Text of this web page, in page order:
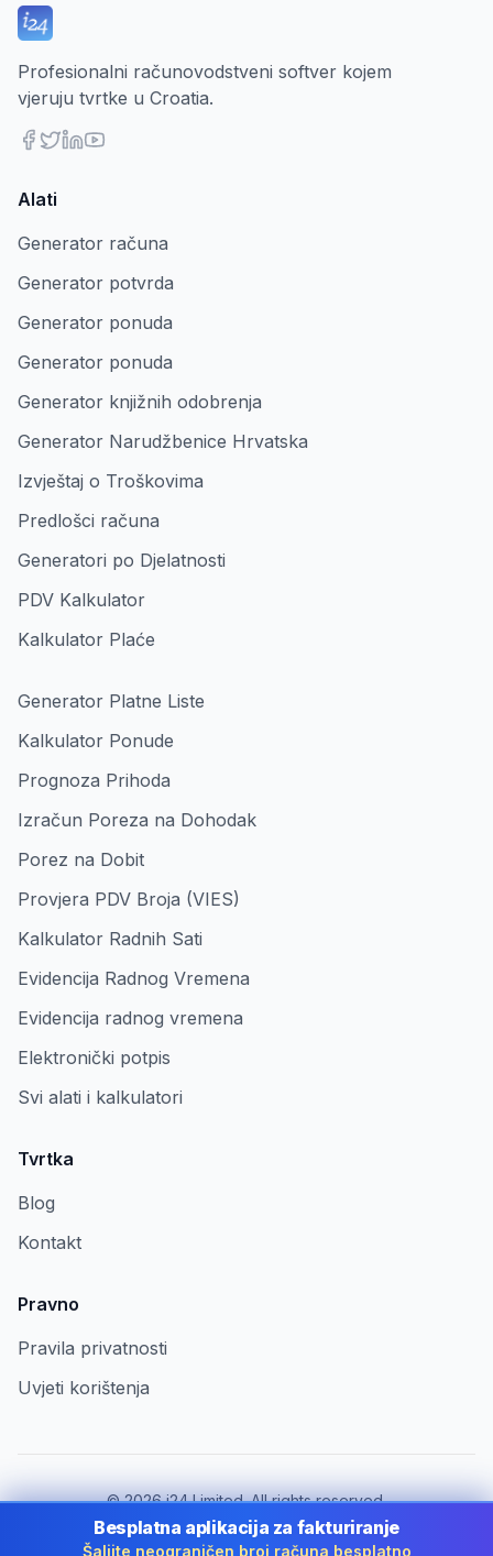
Profesionalni računovodstveni softver kojem
vjeruju tvrtke u Croatia.
Alati
Generator računa
Generator potvrda
Generator ponuda
Generator ponuda
Generator knjižnih odobrenja
Generator Narudžbenice Hrvatska
Izvještaj o Troškovima
Predlošci računa
Generatori po Djelatnosti
PDV Kalkulator
Kalkulator Plaće
Generator Platne Liste
Kalkulator Ponude
Prognoza Prihoda
Izračun Poreza na Dohodak
Porez na Dobit
Provjera PDV Broja (VIES)
Kalkulator Radnih Sati
Evidencija Radnog Vremena
Evidencija radnog vremena
Elektronički potpis
Svi alati i kalkulatori
Tvrtka
Blog
Kontakt
Pravno
Pravila privatnosti
Uvjeti korištenja
©2026i24 Limited. All rights reserved.
Za tvrtke u Croatia
Besplatna aplikacija za fakturiranje
Šaljite neograničen broj računa besplatno